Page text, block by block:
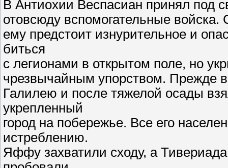
В Антиохии Веспасиан принял под
отовсюду вспомогательные войска.
ему предстоит изнурительное и
биться
с легионами в открытом поле, но
чрезвычайным упорством. Прежде
Галилею и после тяжелой осады
укрепленный
город на побережье. Все его
истреблению.
Яффу захватили сходу, а